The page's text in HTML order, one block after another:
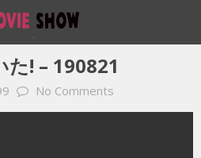
その時、味が動いた! – 190821
た! – 190821
No Comments